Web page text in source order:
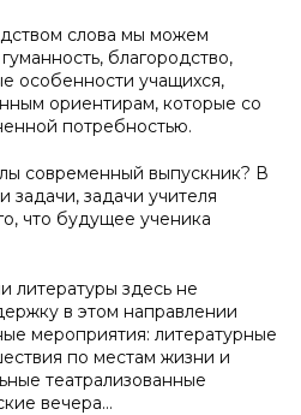
слова мы можем
благородство,
особенности учащихся,
ориентирам, которые со
потребностью.
современный выпускник? В
задачи, задачи учителя
что будущее ученика
литературы здесь не
в этом направлении
мероприятия: литературные
по местам жизни и
театрализованные
вечера…